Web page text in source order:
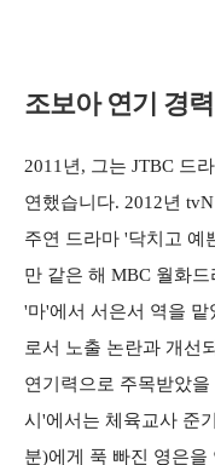
조보아 연기 경력
2011년, 그는 JTBC 드
연했습니다. 2012년 tvN
주연 드라마 '닥치고 예
만 같은 해 MBC 월화드
'마'에서 서은서 역을 맡
로서 노출 논란과 개선
연기력으로 주목받았
시'에서는 체육교사 준
분)에게 푹 빠진 영은을